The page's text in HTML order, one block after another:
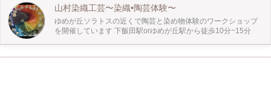
の種類が選べる》 化学染料or植物染料(玉ねぎ、びわの葉、福木、井草) ☆植物染
料は当日の朝に煮詰めてご用意致します!! 《染め方は自由!!》 •1色をグラデーシ
ョンで染めてみたり •凧糸で縛って絞りの柄にしてみたり •3色使ってタイダイ柄
にも染められます!! ※色を増やす場合1色ごとに別途料金がかかります 【こんな
人にオススメ!!】 こんな服を持っている方いらっしゃいませんか！？ ・洗ったけ
ど少しシミが残ってしまった... ・昔から着ていて、色が褪せてきた... ・デザイン
山村染織工芸〜染織•陶芸体験〜
ゆめが丘ソラトスの近くで陶芸と染め物体験のワークショップ
を開催しています 下飯田駅orゆめが丘駅から徒歩10分~15分